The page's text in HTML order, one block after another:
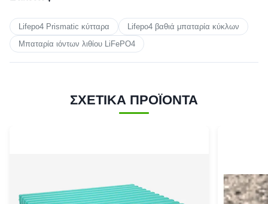
Lifepo4 Prismatic κύτταρα
Lifepo4 βαθιά μπαταρία κύκλων
Μπαταρία ιόντων λιθίου LiFePO4
ΣΧΕΤΙΚΑ ΠΡΟΪΟΝΤΑ